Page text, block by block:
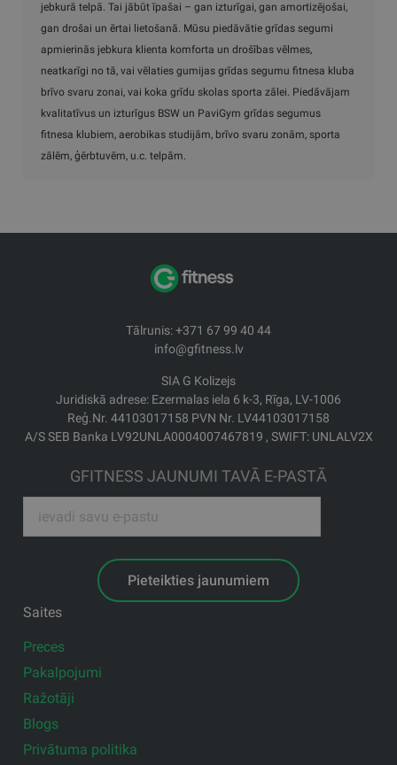
jebkurā telpā. Tai jābūt īpašai – gan izturīgai, gan amortizējošai,
gan drošai un ērtai lietošanā. Mūsu piedāvātie grīdas segumi
apmierinās jebkura klienta komforta un drošības vēlmes,
neatkarīgi no tā, vai vēlaties gumijas grīdas segumu fitnesa kluba
brīvo svaru zonai, vai koka grīdu skolas sporta zālei. Piedāvājam
kvalitatīvus un izturīgus BSW un PaviGym grīdas segumus
fitnesa klubiem, aerobikas studijām, brīvo svaru zonām, sporta
zālēm, ģērbtuvēm, u.c. telpām.
Tālrunis: +371 67 99 40 44
info@gfitness.lv
SIA G Kolizejs
Juridiskā adrese: Ezermalas iela 6 k-3, Rīga, LV-1006
Reģ.Nr. 44103017158 PVN Nr. LV44103017158
A/S SEB Banka LV92UNLA0004007467819 , SWIFT: UNLALV2X
GFITNESS JAUNUMI TAVĀ E-PASTĀ
Pieteikties jaunumiem
Saites
Preces
Pakalpojumi
Ražotāji
Blogs
Privātuma politika